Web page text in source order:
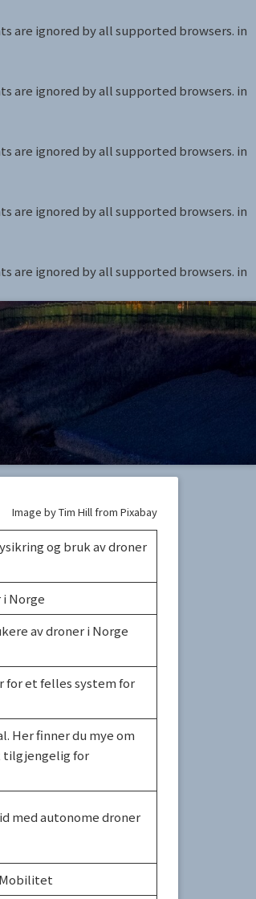
are ignored by all supported browsers. in
are ignored by all supported browsers. in
are ignored by all supported browsers. in
are ignored by all supported browsers. in
are ignored by all supported browsers. in
Image by Tim Hill from Pixabay
og bruk av droner
Norge
av droner i Norge
for et felles system for
Her finner du mye om
tilgjengelig for
med autonome droner